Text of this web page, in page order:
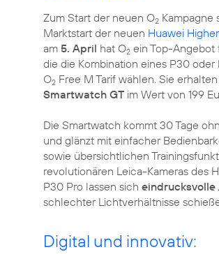
Zum Start der neuen O2 Kampagne
Marktstart der neuen Huawei
am 5. April hat O2 ein Top-Angebot
die die Kombination eines P30
O2 Free M Tarif wählen. Sie
Smartwatch GT im Wert von 199
Die Smartwatch kommt 30 Tage
und glänzt mit einfacher
sowie übersichtlichen
revolutionären Leica-Kameras des
P30 Pro lassen sich eindrucksvolle
schlechter Lichtverhältnisse
Digital und innovativ: